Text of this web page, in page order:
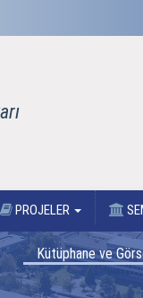
PROJELER
Kütüphane ve